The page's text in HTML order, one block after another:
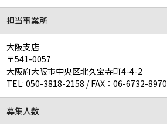
担当事業所
大阪支店
〒541-0057
大阪府大阪市中央区北久宝寺町4-4-2
TEL:050-3818-2158 /FAX：06-6732-8970
募集人数